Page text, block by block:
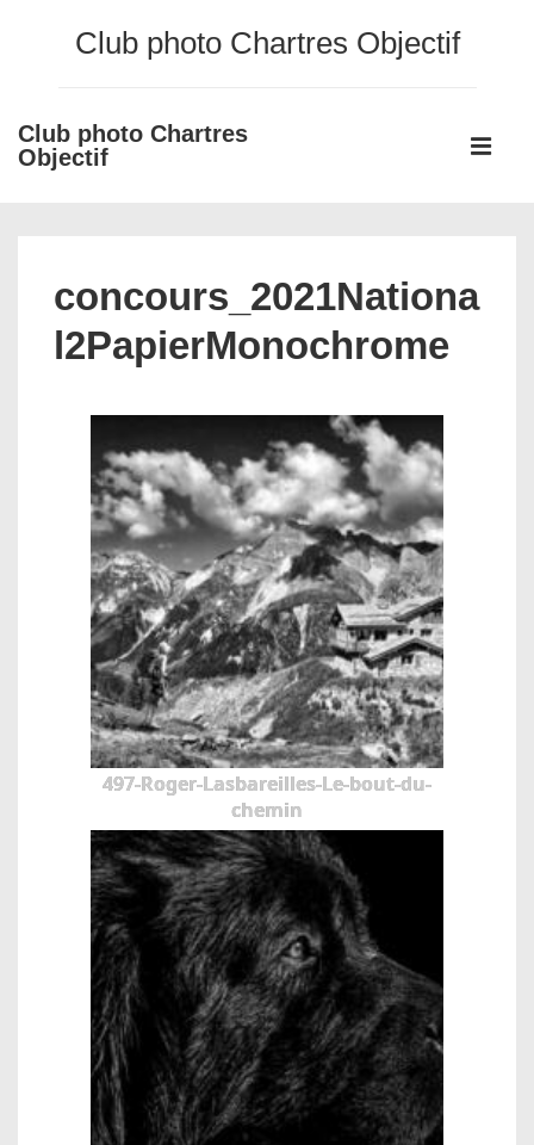
principal
Club photo Chartres Objectif
Club photo Chartres
Objectif
Main
concours_2021Nationa
l2PapierMonochrome
497-Roger-Lasbareilles-Le-bout-du-
chemin